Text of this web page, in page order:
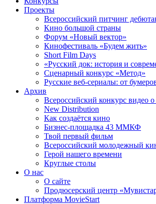
Проекты
Всероссийский питчинг
Кино большой страны
Форум «Новый вектор»
Кинофестиваль «Будем жить»
Short Film Days
«Русский док: история и
Сценарный конкурс «Метод»
Русские веб-сериалы: от
Архив
Всероссийский конкурс видео
New Distribution
Как создаётся кино
Бизнес-площадка 43 ММКФ
Твой первый фильм
Всероссийский молодежный
Герой нашего времени
Круглые столы
О нас
О сайте
Продюсерский центр
Платформа MovieStart